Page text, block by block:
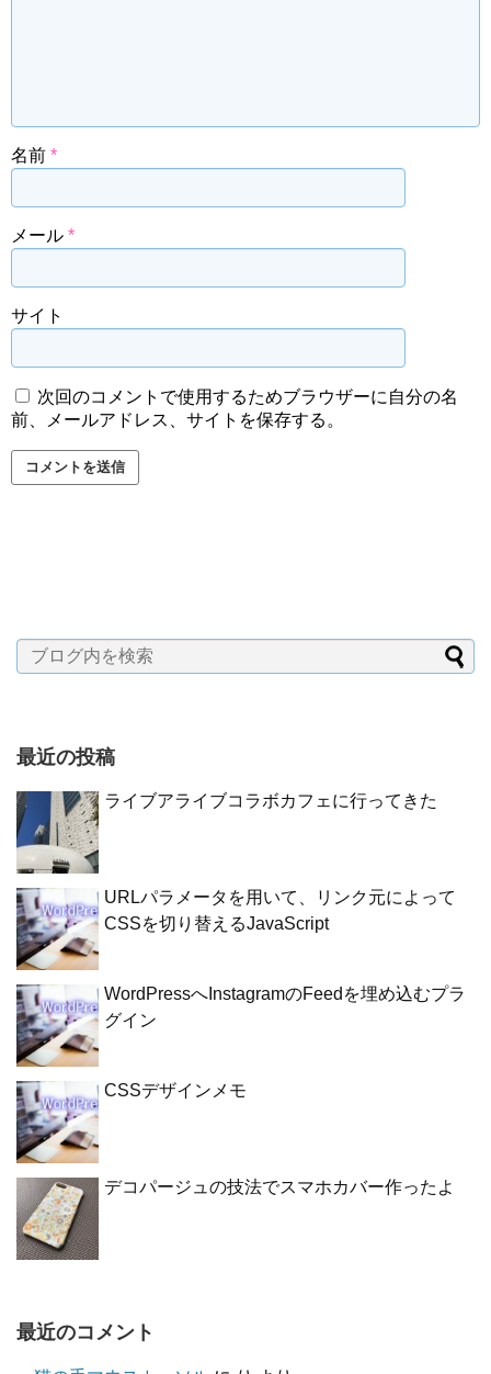
名前 *
メール *
サイト
次回のコメントで使用するためブラウザーに自分の名
前、メールアドレス、サイトを保存する。
最近の投稿
ライブアライブコラボカフェに行ってきた
URLパラメータを用いて、リンク元によって
CSSを切り替えるJavaScript
WordPressへInstagramのFeedを埋め込むプラ
グイン
CSSデザインメモ
デコパージュの技法でスマホカバー作ったよ
最近のコメント